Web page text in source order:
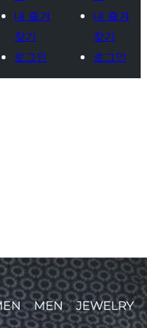
내 즐겨
찾기
로그인
내 즐겨
찾기
로그인